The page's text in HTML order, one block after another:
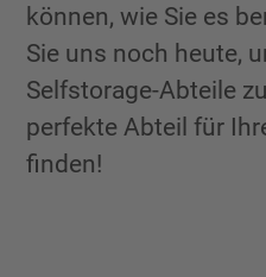
können, wie Sie es
Sie uns noch heute,
Selfstorage-Abteile
perfekte Abteil für
finden!